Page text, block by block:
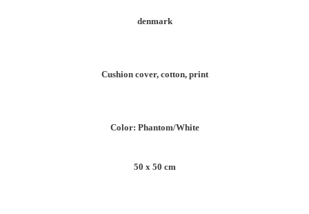
denmark
Cushion cover, cotton, print
Color: Phantom/White
50 x 50 cm